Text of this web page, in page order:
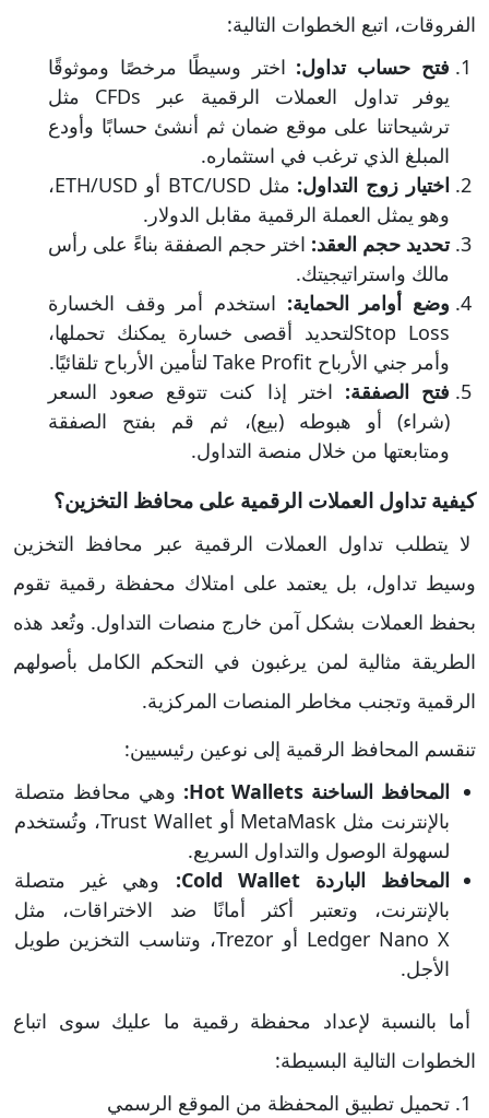
الفروقات، اتبع الخطوات التالية:
فتح حساب تداول: اختر وسيطًا مرخصًا وموثوقًا
يوفر تداول العملات الرقمية عبر CFDs مثل
ترشيحاتنا على موقع ضمان ثم أنشئ حسابًا وأودع
المبلغ الذي ترغب في استثماره.
اختيار زوج التداول:
مثل BTC/USD أو ETH/USD،
وهو يمثل العملة الرقمية مقابل الدولار.
تحديد حجم العقد: اختر حجم الصفقة بناءً على رأس
مالك واستراتيجيتك.
وضع أوامر الحماية: استخدم أمر وقف الخسارة
Stop Lossلتحديد أقصى خسارة يمكنك تحملها،
وأمر جني الأرباح Take Profit لتأمين الأرباح تلقائيًا.
فتح الصفقة: اختر إذا كنت تتوقع صعود السعر
(شراء) أو هبوطه (بيع)، ثم قم بفتح الصفقة
ومتابعتها من خلال منصة التداول.
كيفية تداول العملات الرقمية على محافظ التخزين؟
لا يتطلب تداول العملات الرقمية عبر محافظ التخزين
وسيط تداول، بل يعتمد على امتلاك محفظة رقمية تقوم
بحفظ العملات بشكل آمن خارج منصات التداول. وتُعد هذه
الطريقة مثالية لمن يرغبون في التحكم الكامل بأصولهم
الرقمية وتجنب مخاطر المنصات المركزية.
تنقسم المحافظ الرقمية إلى نوعين رئيسيين:
المحافظ الساخنة Hot Wallets:
وهي محافظ متصلة
بالإنترنت مثل MetaMask أو Trust Wallet، وتُستخدم
لسهولة الوصول والتداول السريع.
المحافظ الباردة Cold Wallet:
وهي غير متصلة
بالإنترنت، وتعتبر أكثر أمانًا ضد الاختراقات، مثل
Ledger Nano X أو Trezor، وتناسب التخزين طويل
الأجل.
أما بالنسبة لإعداد محفظة رقمية ما عليك سوى اتباع
الخطوات التالية البسيطة:
تحميل تطبيق المحفظة من الموقع الرسمي